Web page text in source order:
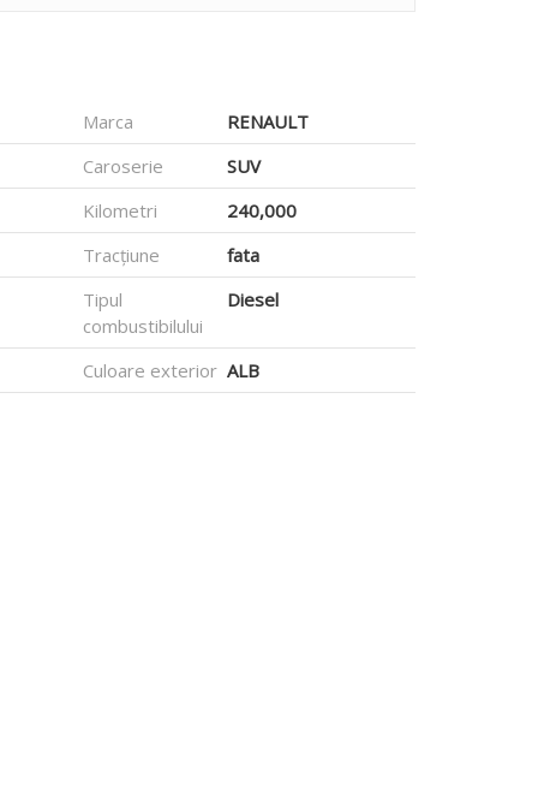
Marca
RENAULT
Caroserie
SUV
Kilometri
240,000
Tracțiune
fata
Tipul
combustibilului
Diesel
Culoare exterior ALB